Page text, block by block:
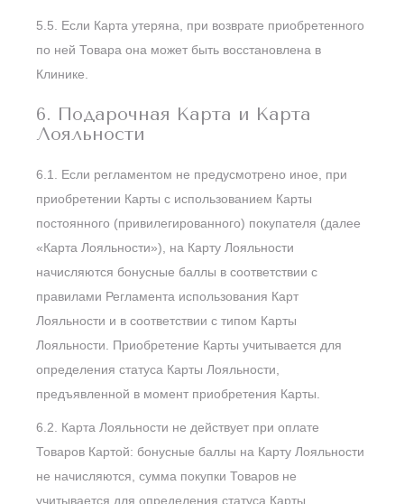
5.5. Если Карта утеряна, при возврате приобретенного
по ней Товара она может быть восстановлена в
Клинике.
6. Подарочная Карта и Карта
Лояльности
6.1. Если регламентом не предусмотрено иное, при
приобретении Карты с использованием Карты
постоянного (привилегированного) покупателя (далее
«Карта Лояльности»), на Карту Лояльности
начисляются бонусные баллы в соответствии с
правилами Регламента использования Карт
Лояльности и в соответствии с типом Карты
Лояльности. Приобретение Карты учитывается для
определения статуса Карты Лояльности,
предъявленной в момент приобретения Карты.
6.2. Карта Лояльности не действует при оплате
Товаров Картой: бонусные баллы на Карту Лояльности
не начисляются, сумма покупки Товаров не
учитывается для определения статуса Карты